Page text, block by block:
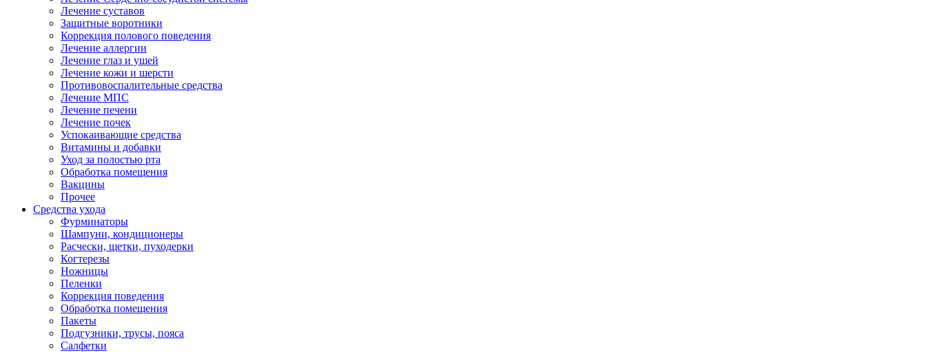
Лечение суставов
Защитные воротники
Коррекция полового поведения
Лечение аллергии
Лечение глаз и ушей
Лечение кожи и шерсти
Противовоспалительные средства
Лечение МПС
Лечение печени
Лечение почек
Успокаивающие средства
Витамины и добавки
Уход за полостью рта
Обработка помещения
Вакцины
Прочее
Средства ухода
Фурминаторы
Шампуни, кондиционеры
Расчески, щетки, пуходерки
Когтерезы
Ножницы
Пеленки
Коррекция поведения
Обработка помещения
Пакеты
Подгузники, трусы, пояса
Салфетки